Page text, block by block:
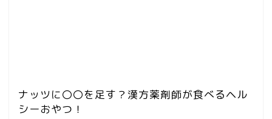
ナッツに〇〇を足す？漢方薬剤師が食べるヘル
シーおやつ！